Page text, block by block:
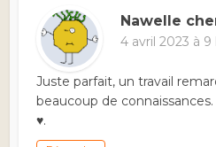
Nawelle
4 avril 2023 à
Juste parfait, un travail
beaucoup de
♥️.